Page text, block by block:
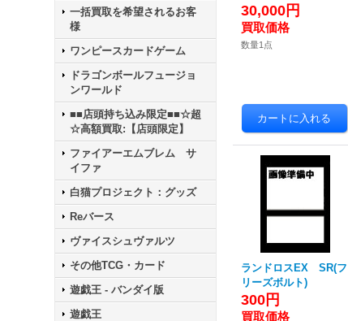
一括買取を希望されるお客
様
ワンピースカードゲーム
ドラゴンボールフュージョ
ンワールド
■■店頭持ち込み限定■■☆超
☆高額買取:【店頭限定】
ファイアーエムブレム サ
イファ
白猫プロジェクト：グッズ
Reバース
ヴァイスシュヴァルツ
その他TCG・カード
遊戯王 - バンダイ版
遊戯王
30,000円
数量1点
ランドロスEX SR(フ
リーズボルト)
300円